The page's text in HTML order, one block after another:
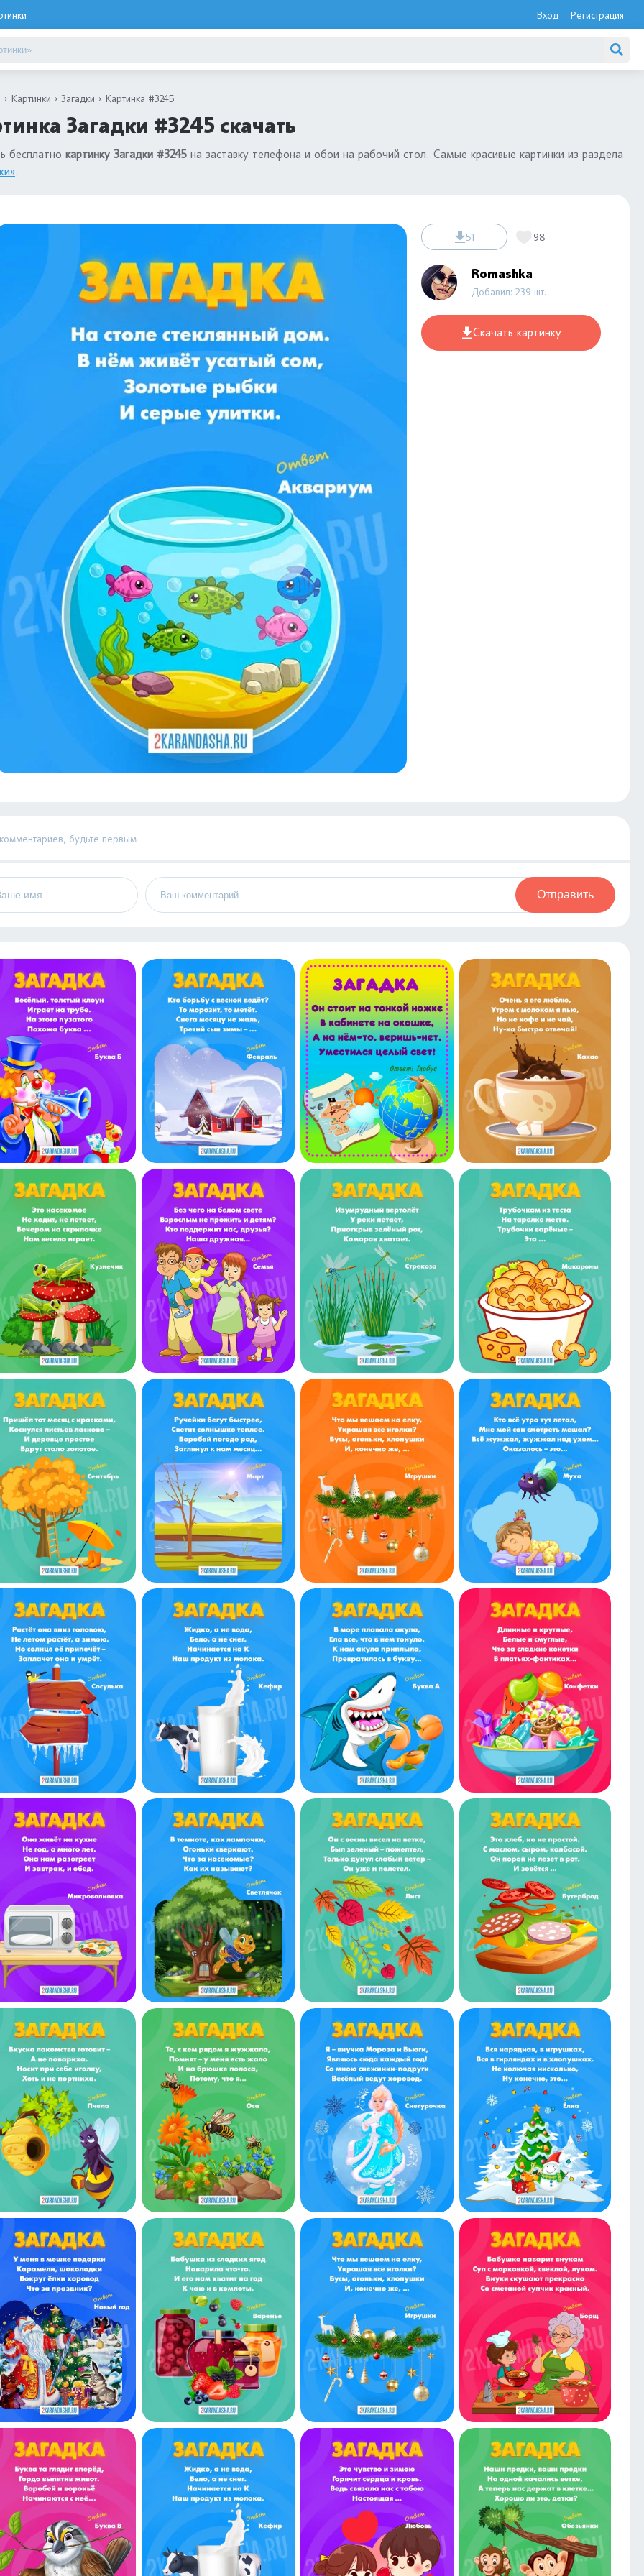
Вход Регистрация
Картинки Загадки Картинка #3245
Загадки #3245 скачать
бесплатно картинку Загадки #3245 на заставку телефона и обои на рабочий стол. Самые красивые картинки из раздела
.
51 98
Romashka
Добавил: 239 шт.
Скачать картинку
будьте первым
Отправить